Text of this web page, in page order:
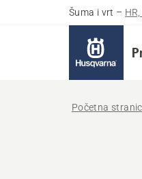
Šuma i vrt –
Početna